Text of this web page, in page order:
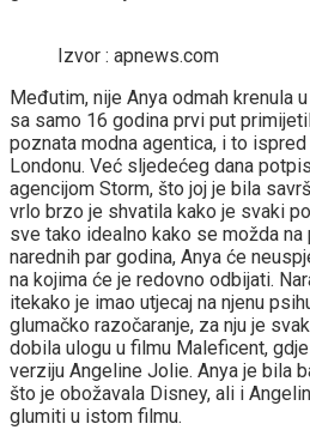
Izvor : apnews.com
Međutim, nije Anya odmah krenula
sa samo 16 godina prvi put
poznata modna agentica, i to
Londonu. Već sljedećeg dana
agencijom Storm, što joj je bila
vrlo brzo je shvatila kako je svaki
sve tako idealno kako se možda na
narednih par godina, Anya će
na kojima će je redovno odbijati.
itekako je imao utjecaj na njenu
glumačko razočaranje, za nju je
dobila ulogu u filmu Maleficent,
verziju Angeline Jolie. Anya je bila
što je obožavala Disney, ali i
glumiti u istom filmu.